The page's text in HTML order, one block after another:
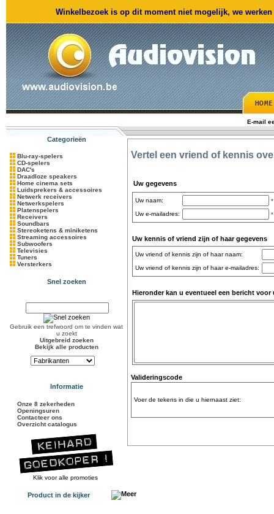
Winkelbezoek is op dit moment niet mogelijk, we
E-mail
Categorieën
Blu-ray-spelers
CD-spelers
DAC's
Draadloze speakers
Home cinema sets
Luidsprekers & accessoires
Netwerk receivers
Netwerkspelers
Platenspelers
Receivers
Soundbars
Stereoketens & miniketens
Streaming accessoires
Subwoofers
Televisies
Tuners
Versterkers
Snel zoeken
Gebruik een trefwoord om te vinden wat
u zoekt
Uitgebreid zoeken
Bekijk alle producten
Informatie
Onze 8 zekerheden
Openingsuren
Contacteer ons
Overzicht catalogus
Klik voor alle promoties
Product in de kijker
Vertel een vriend of kennis
Uw gegevens
Uw naam:
*
Uw e-mailadres:
*
Uw kennis of vriend zijn of haar gegevens
Uw vriend of kennis zijn of haar naam:
Uw vriend of kennis zijn of haar e-mailadres:
Hieronder kan u eventueel een bericht
Valideringscode
Voer de tekens in die u hiernaast ziet: